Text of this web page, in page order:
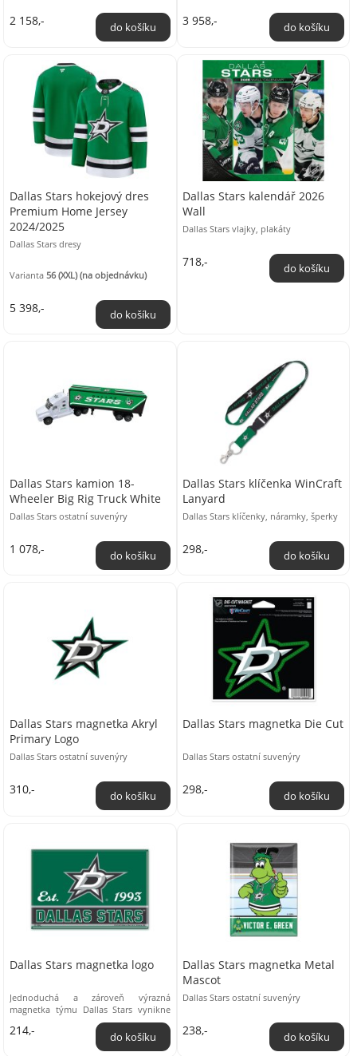
2 158,- 3 958,-
Dallas Stars hokejový dres
Premium Home Jersey
2024/2025
Dallas Stars dresy
Varianta56 (XXL) (na objednávku)
5 398,-
Dallas Stars kalendář 2026
Wall
Dallas Stars vlajky, plakáty
718,-
Dallas Stars kamion 18-
Wheeler Big Rig Truck White
Dallas Stars ostatní suvenýry
1 078,-
Dallas Stars klíčenka WinCraft
Lanyard
Dallas Stars klíčenky, náramky, šperky
298,-
Dallas Stars magnetka Akryl
Primary Logo
Dallas Stars ostatní suvenýry
310,-
Dallas Stars magnetka Die Cut
Dallas Stars ostatní suvenýry
298,-
Dallas Stars magnetka logo
Jednoduchá a zároveň výrazná
magnetka týmu Dallas Stars vynikne
mezi ostatními. Logo tohoto hokejové
celku můžeš ...
214,-
Dallas Stars magnetka Metal
Mascot
Dallas Stars ostatní suvenýry
238,-